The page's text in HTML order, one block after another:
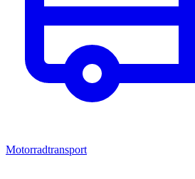
Motorradtransport